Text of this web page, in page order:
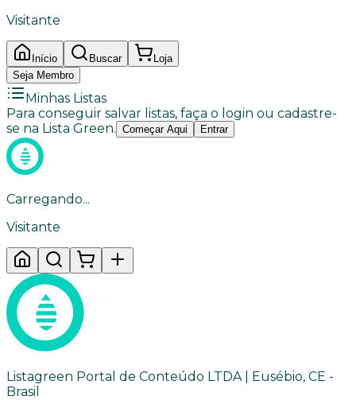
Visitante
Início Buscar
Loja
Seja Membro
Minhas Listas
Para conseguir salvar listas, faça o login ou cadastre-
se na Lista Green. Começar Aqui Entrar
Carregando...
Visitante
Listagreen Portal de Conteúdo LTDA | Eusébio, CE -
Brasil